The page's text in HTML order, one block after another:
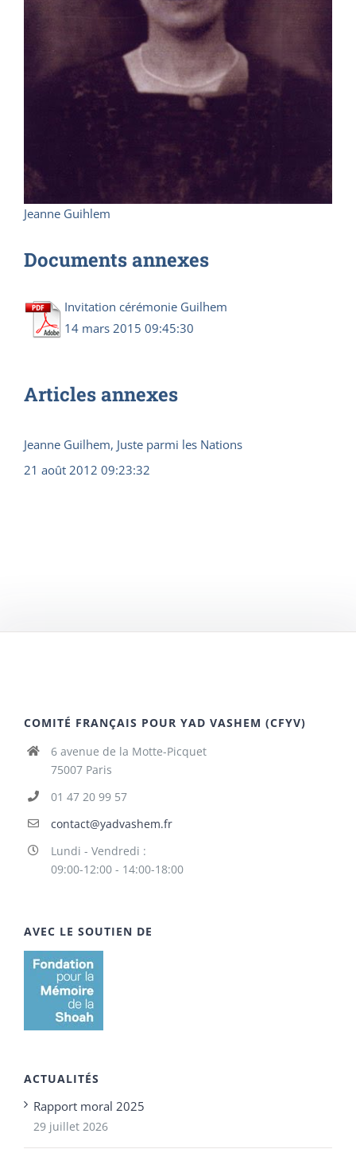
Jeanne Guihlem
Documents annexes
Invitation cérémonie Guilhem
14 mars 2015 09:45:30
Articles annexes
Jeanne Guilhem, Juste parmi les Nations
21 août 2012 09:23:32
COMITÉ FRANÇAIS POUR YAD VASHEM (CFYV)
6 avenue de la Motte-Picquet
75007 Paris
01 47 20 99 57
contact@yadvashem.fr
Lundi - Vendredi :
09:00-12:00 - 14:00-18:00
AVEC LE SOUTIEN DE
ACTUALITÉS
Rapport moral 2025
29 juillet 2026